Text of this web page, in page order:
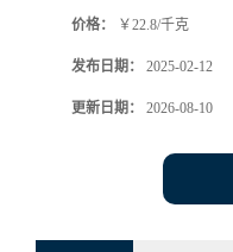
价格： ￥22.8/千克
发布日期： 2025-02-12
更新日期： 2026-08-10